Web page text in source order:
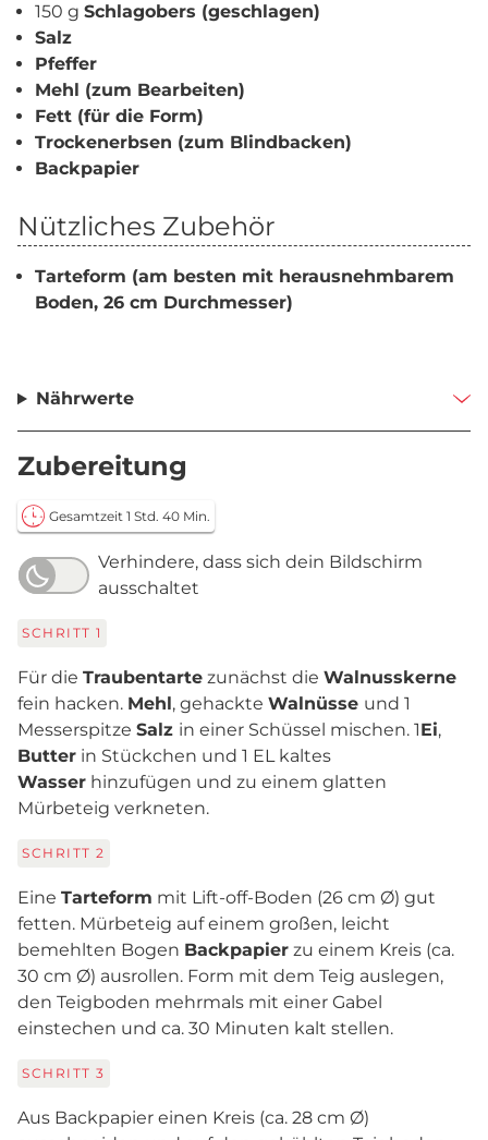
150 g Schlagobers (geschlagen)
Salz
Pfeffer
Mehl (zum Bearbeiten)
Fett (für die Form)
Trockenerbsen (zum Blindbacken)
Backpapier
Nützliches Zubehör
Tarteform (am besten mit herausnehmbarem
Boden, 26 cm Durchmesser)
Nährwerte
Zubereitung
Gesamtzeit 1 Std. 40 Min.
Verhindere, dass sich dein Bildschirm
ausschaltet
SCHRITT 1
Für die Traubentarte zunächst die Walnusskerne
fein hacken. Mehl, gehackte Walnüsse und 1
Messerspitze Salz in einer Schüssel mischen. 1Ei,
Butter in Stückchen und 1 EL kaltes
Wasser hinzufügen und zu einem glatten
Mürbeteig verkneten.
SCHRITT 2
Eine Tarteform mit Lift-off-Boden (26 cm Ø) gut
fetten. Mürbeteig auf einem großen, leicht
bemehlten Bogen Backpapier zu einem Kreis (ca.
30 cm Ø) ausrollen. Form mit dem Teig auslegen,
den Teigboden mehrmals mit einer Gabel
einstechen und ca. 30 Minuten kalt stellen.
SCHRITT 3
Aus Backpapier einen Kreis (ca. 28 cm Ø)